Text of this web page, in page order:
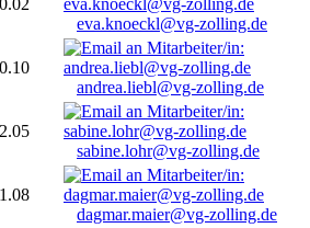
0.02
eva.knoeckl@vg-zolling.de
0.10
andrea.liebl@vg-zolling.de
2.05
sabine.lohr@vg-zolling.de
1.08
dagmar.maier@vg-zolling.de